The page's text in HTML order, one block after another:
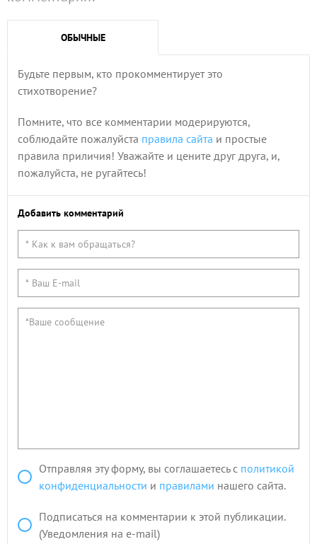
ОБЫЧНЫЕ
Будьте первым, кто прокомментирует это
стихотворение?
Помните, что все комментарии модерируются,
соблюдайте пожалуйста правила сайта и простые
правила приличия! Уважайте и цените друг друга, и,
пожалуйста, не ругайтесь!
Добавить комментарий
Отправляя эту форму, вы соглашаетесь с политикой
конфиденциальности и правилами нашего сайта.
Подписаться на комментарии к этой публикации.
(Уведомления на e-mail)